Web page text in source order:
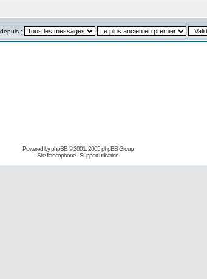
:
Powered byphpBB© 2001, 2005 phpBB Group
Site francophone-Support utilisation